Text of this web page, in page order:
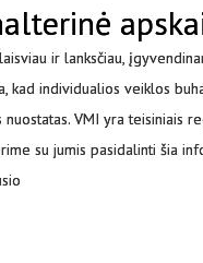
ir lanksčiau,
kad individualios veiklos
VMI yra teisiniais
su jumis pasidalinti šia